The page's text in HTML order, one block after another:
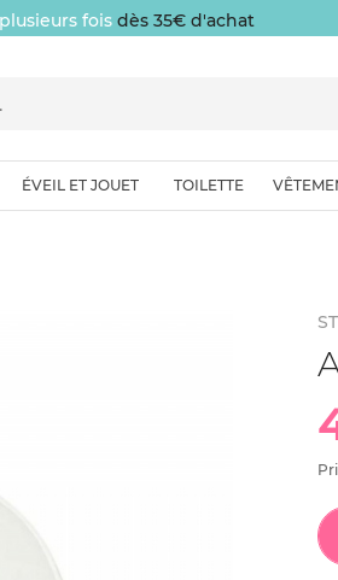
fois dès 35€ d'achat
ÉVEIL ET JOUET TOILETTE